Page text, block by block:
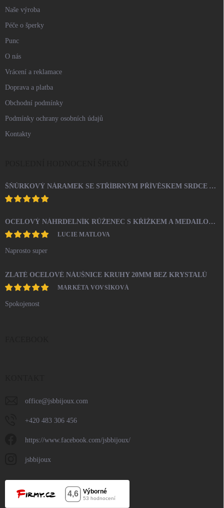
Naše výroba
Péče o šperky
Punc
O nás
Vrácení a reklamace
Doprava a platba
Obchodní podmínky
Podmínky ochrany osobních údajů
Kontakty
ŠŇŮRKOVÝ NÁRAMEK SE STŘÍBRNÝM PŘÍVĚSKEM SRDCE A KRYSTALY SWAROVSKI CRYSTAL (STŘÍBRO 925/1000)
OCELOVÝ NÁHRDELNÍK RŮŽENEC S KŘÍŽKEM A MEDAILONEM
LUCIE MATLOVA
Naprosto super
ZLATÉ OCELOVÉ NÁUŠNICE KRUHY 20MM BEZ KRYSTALŮ
MARKÉTA VOVSÍKOVÁ
Spokojenost
office@jsbbijoux.com
+420 483 306 456
https://www.facebook.com/jsbbijoux/
jsbbijoux